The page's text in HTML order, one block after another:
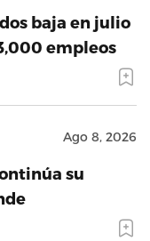
baja en julio
empleos
Ago 8, 2026
su